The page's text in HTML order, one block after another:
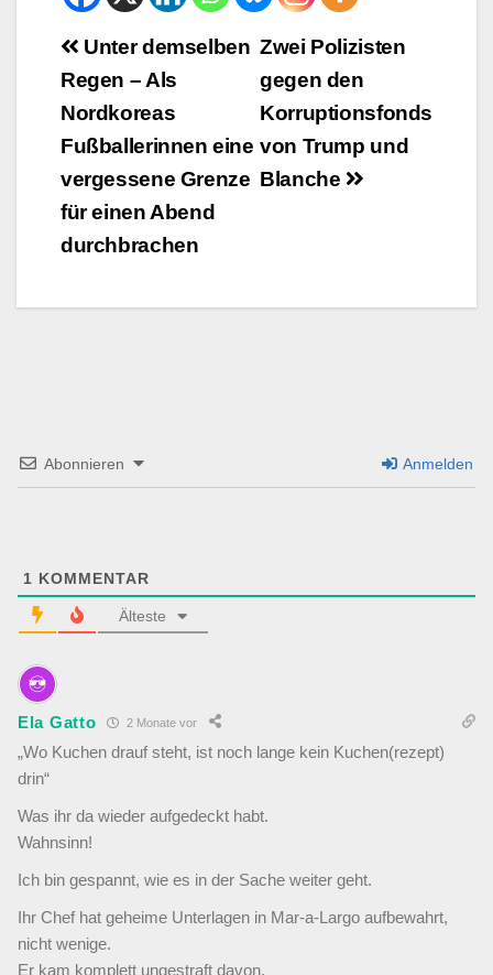
Beitrags-
Navigation
Zwei Polizisten
gegen den
Korruptionsfonds
von Trump und
Blanche
Unter demselben
Regen – Als
Nordkoreas
Fußballerinnen eine
vergessene Grenze
für einen Abend
durchbrachen
Abonnieren Anmelden
1 KOMMENTAR
Älteste
Ela Gatto 2 Monate vor
„Wo Kuchen drauf steht, ist noch lange kein Kuchen(rezept)
drin“
Was ihr da wieder aufgedeckt habt.
Wahnsinn!
Ich bin gespannt, wie es in der Sache weiter geht.
Ihr Chef hat geheime Unterlagen in Mar-a-Largo aufbewahrt,
nicht wenige.
Er kam komplett ungestraft davon.